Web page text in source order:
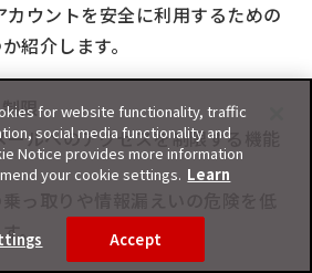
ウントを安全に利用するための
紹介します。
限
ールへのアクセスを制限する機能
っ取りや情報漏えいの危険を低
す。
for website functionality, traffic
social media functionality and
Notice provides more information
your cookie settings. Learn
Accept